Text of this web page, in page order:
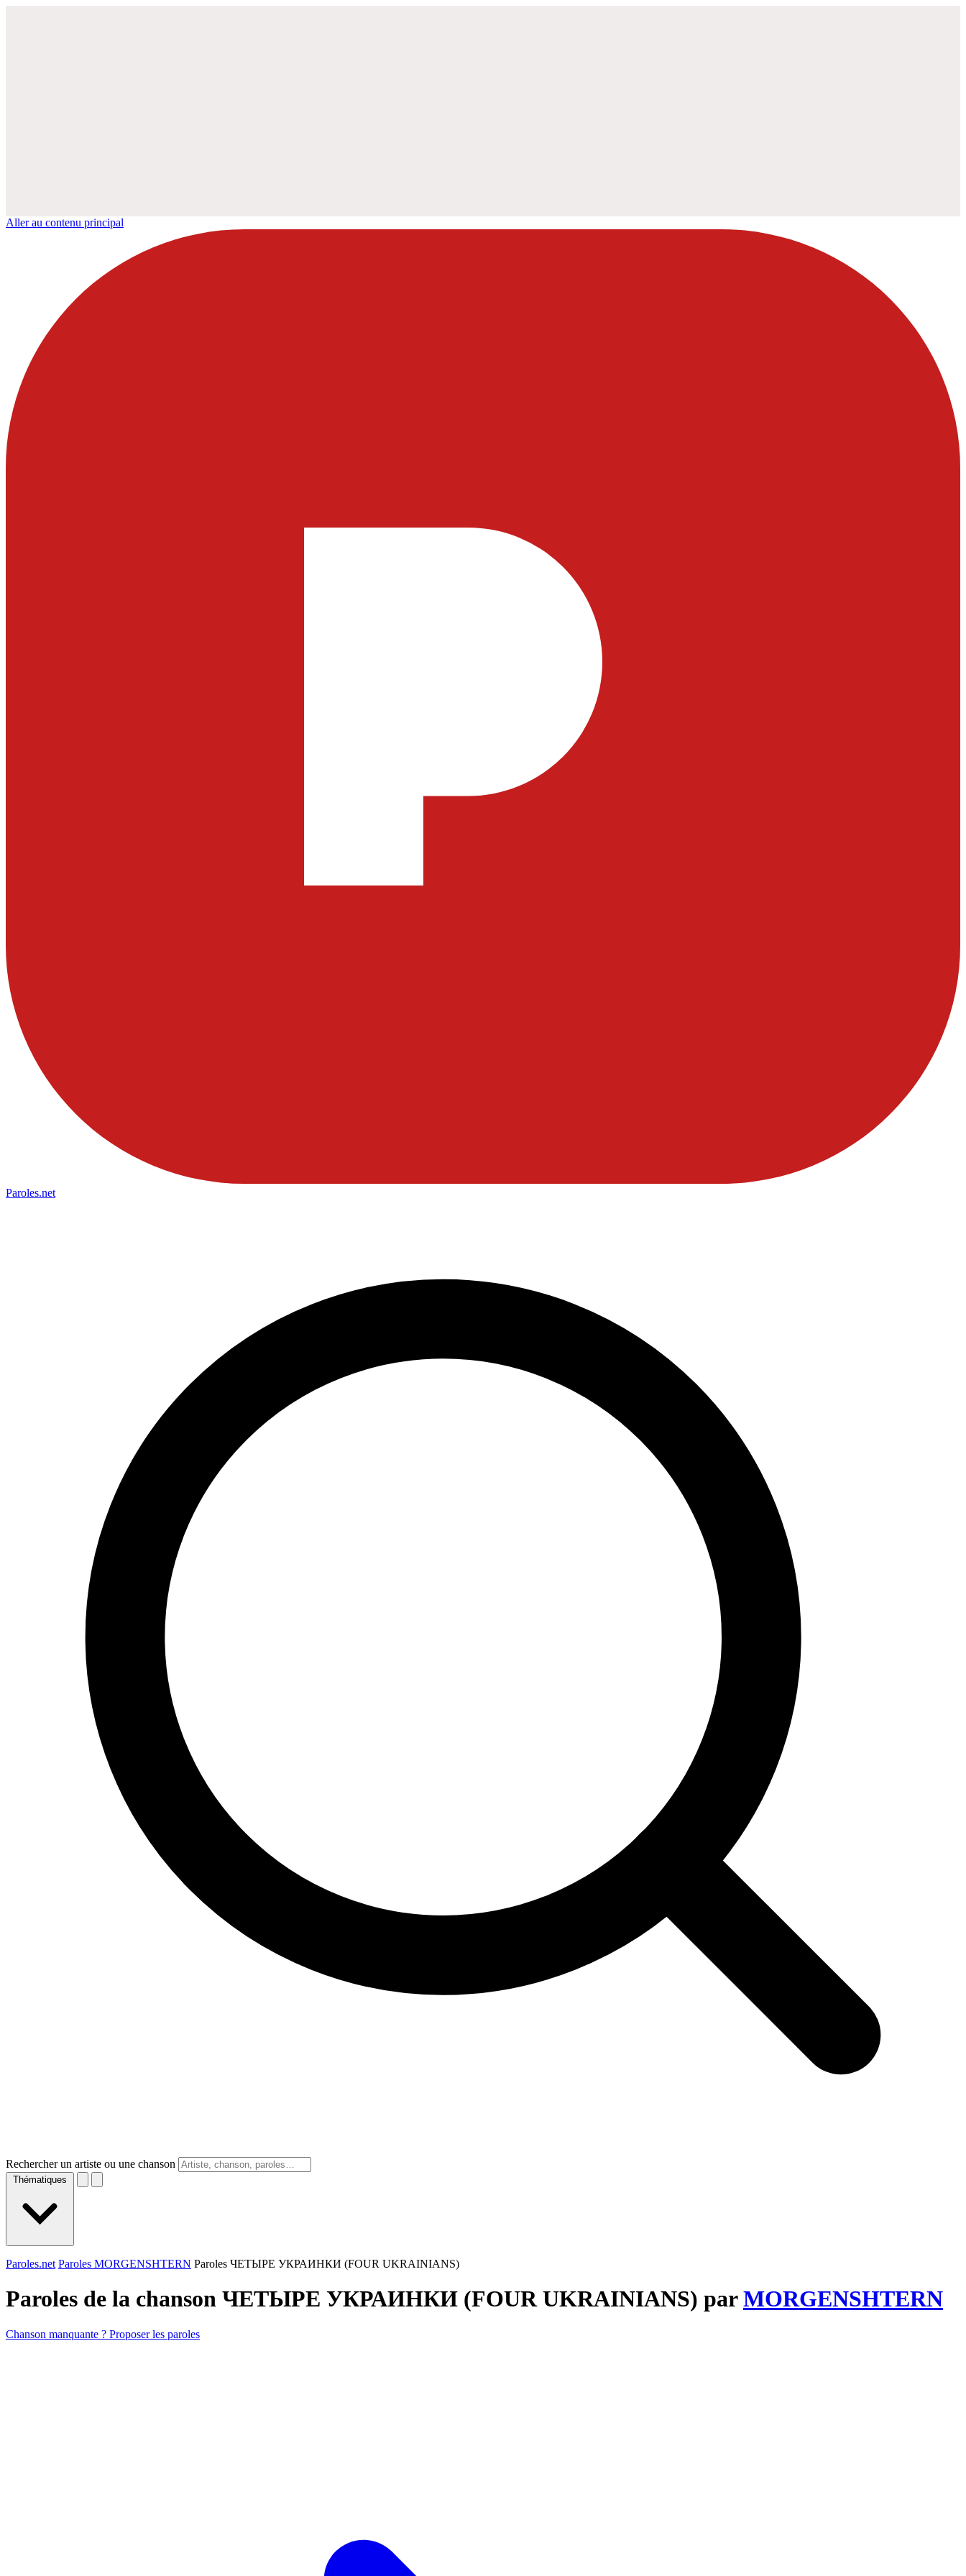
Aller au contenu principal
Paroles.net
Rechercher un artiste ou une chanson
Thématiques
Paroles.net Paroles MORGENSHTERN Paroles ЧЕТЫРЕ УКРАИНКИ (FOUR UKRAINIANS)
Paroles de la chanson ЧЕТЫРЕ УКРАИНКИ (FOUR UKRAINIANS) parMORGENSHTERN
Chanson manquante ? Proposer les paroles